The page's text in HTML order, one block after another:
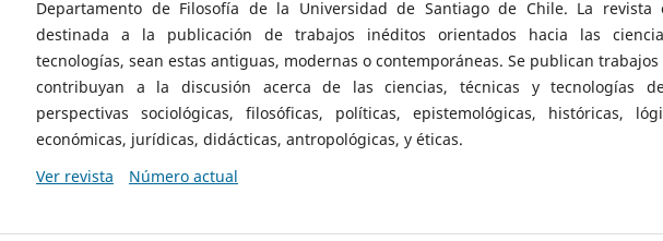
Departamento de Filosofía de la Universidad de Santiago de Chile. La revista
destinada a la publicación de trabajos inéditos orientados hacia las
tecnologías, sean estas antiguas, modernas o contemporáneas. Se publican
contribuyan a la discusión acerca de las ciencias, técnicas y tecnologías
perspectivas sociológicas, filosóficas, políticas, epistemológicas, históricas,
económicas, jurídicas, didácticas, antropológicas, y éticas.
Ver revista
Número actual